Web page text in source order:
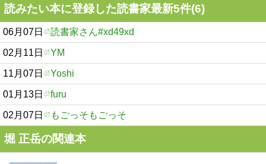
読みたい本に登録した読書家最新5件(6)
06月07日 読書家さん#xd49xd
02月11日 YM
11月07日 Yoshi
01月13日 furu
02月07日 もごっそもごっそ
堀 正岳の関連本